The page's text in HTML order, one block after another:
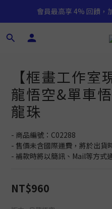
會員最高享 4% 回饋，
【框畫工作
龍悟空&單車
龍珠
- 商品編號：C02288
- 售價未含國際運費，將於出貨
- 補款時將以簡訊、Mail等方式
NT$960